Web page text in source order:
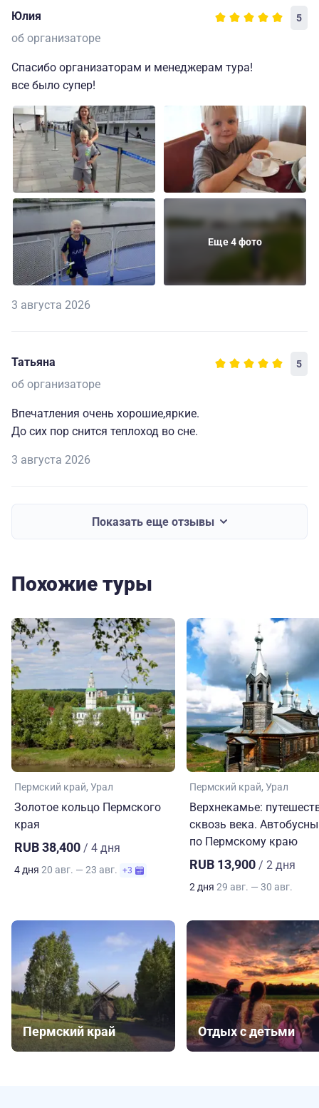
Юлия 5
об организаторе
Спасибо организаторам и менеджерам тура!
все было супер!
Еще 4 фото
3 августа 2026
Татьяна 5
об организаторе
Впечатления очень хорошие,яркие.
До сих пор снится теплоход во сне.
3 августа 2026
Показать еще отзывы
Похожие туры
Пермский край Урал
Золотое кольцо Пермского
края
RUB 38,400 / 4 дня
4 дня 20 авг. — 23 авг. +3
Пермский край Урал
Верхнекамье:
сквозь века.
по Пермскому краю
RUB 13,900 / 2 дня
2 дня 29 авг. — 30 авг.
Пермский край Отдых с детьми